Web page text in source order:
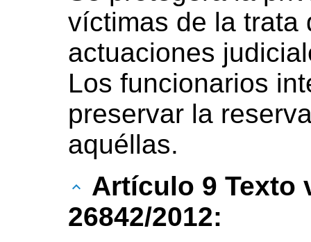
víctimas de la trata
actuaciones
Los funcionarios
preservar la
aquéllas.
Artículo 9 Texto
26842/2012: